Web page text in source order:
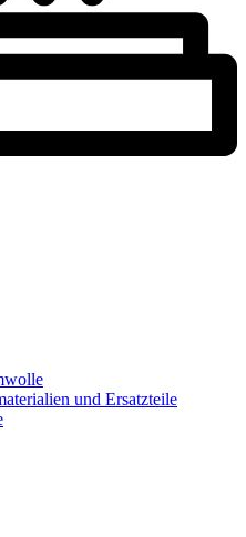
und Ersatzteile